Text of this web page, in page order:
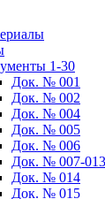
1-30
Док. № 001
Док. № 002
Док. № 004
Док. № 005
Док. № 006
Док. № 007-013
Док. № 014
Док. № 015